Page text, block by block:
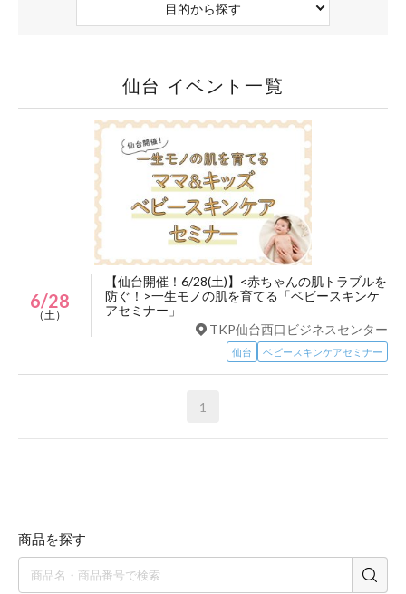
目的から探す
仙台 イベント一覧
6/28
（土）
【仙台開催！6/28(土)】<赤ちゃんの肌トラブルを
防ぐ！>一生モノの肌を育てる「ベビースキンケ
アセミナー」
TKP仙台西口ビジネスセンター
仙台 ベビースキンケアセミナー
1
商品を探す